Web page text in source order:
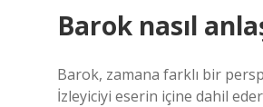
Barok nasıl
Barok, zamana farklı bir
İzleyiciyi eserin içine dahil